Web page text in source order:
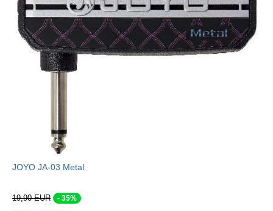
JOYO JA-03 Metal
19,90 EUR - 35%